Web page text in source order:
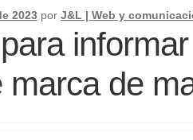
2023 por J&L | Web y
marca de